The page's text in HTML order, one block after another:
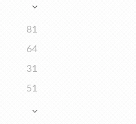
81
64
31
51